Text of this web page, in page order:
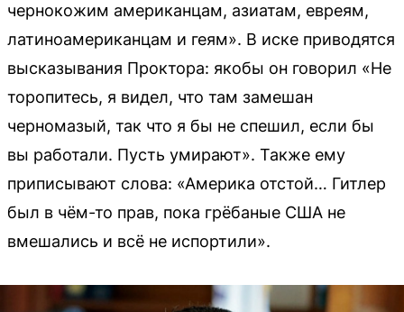
чернокожим американцам, азиатам, евреям,
латиноамериканцам и геям». В иске приводятся
высказывания Проктора: якобы он говорил «Не
торопитесь, я видел, что там замешан
черномазый, так что я бы не спешил, если бы
вы работали. Пусть умирают». Также ему
приписывают слова: «Америка отстой… Гитлер
был в чём-то прав, пока грёбаные США не
вмешались и всё не испортили».